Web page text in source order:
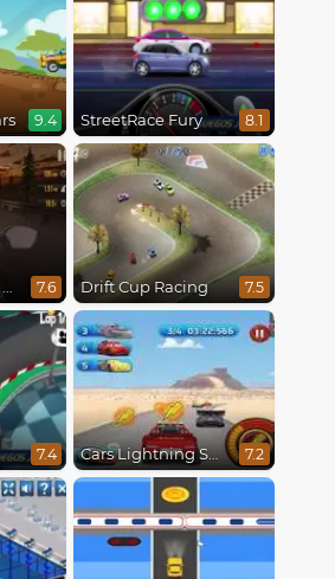
9.4 StreetRace Fury 8.1
Moto Road Rash 3D 7.6 Drift Cup Racing 7.5
7.4 Cars Lightning Speed 7.2